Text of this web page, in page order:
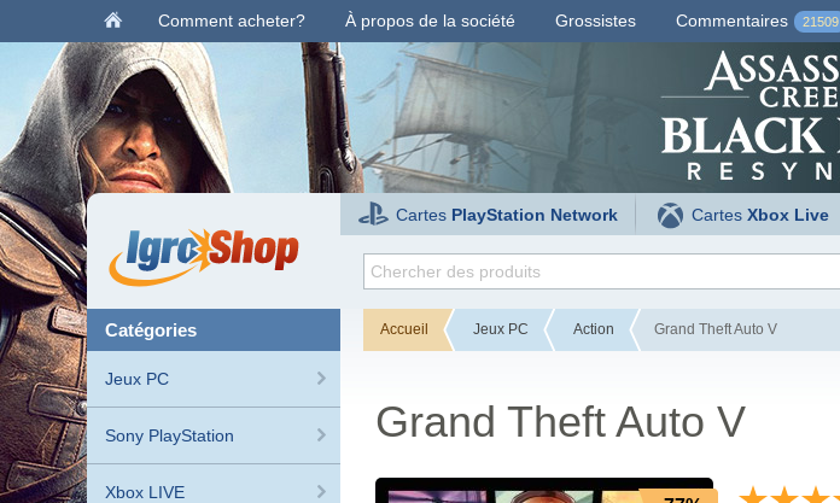
Comment acheter? À propos de la société Grossistes Commentaires 21509
Cartes PlayStation Network CartesXbox Live
catégories
Jeux PC
Sony PlayStation
Xbox LIVE
Accueil Jeux PC Action Grand Theft Auto V
Grand Theft Auto V